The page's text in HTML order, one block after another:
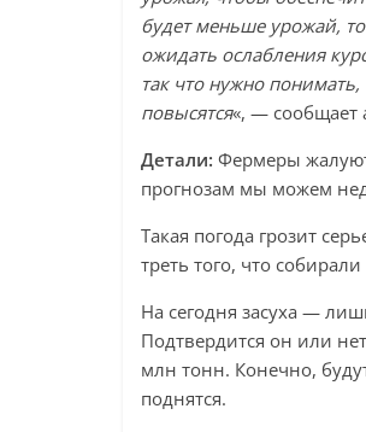
будет меньше урожай,
ожидать ослабления
так что нужно
повысятся«, — сообщает
Детали: Фермеры
прогнозам мы можем
Такая погода грозит
треть того, что
На сегодня засуха —
Подтвердится он или
млн тонн. Конечно,
поднятся.